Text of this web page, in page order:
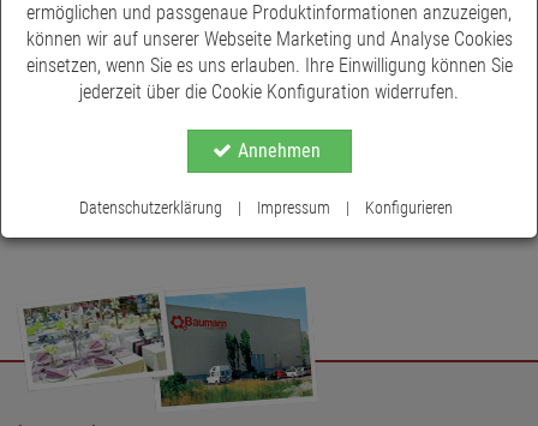
ermöglichen und passgenaue Produktinformationen anzuzeigen,
können wir auf unserer Webseite Marketing und Analyse Cookies
einsetzen, wenn Sie es uns erlauben. Ihre Einwilligung können Sie
jederzeit über die Cookie Konfiguration widerrufen.
Annehmen
Datenschutzerklärung | Impressum | Konfigurieren